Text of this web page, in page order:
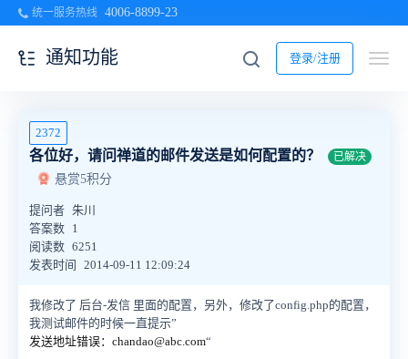
统一服务热线 4006-8899-23
登录/注册
通知功能
2372
各位好，请问禅道的邮件发送是如何配置的？ 已解决
悬赏5积分
提问者 朱川
答案数 1
阅读数 6251
发表时间
2014-09-11 12:09:24
我修改了 后台-发信 里面的配置，另外，修改了config.php的配置，
我测试邮件的时候一直提示”
发送地址错误：chandao@abc.com“